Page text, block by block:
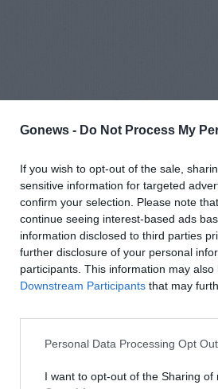
Gonews - Do Not Process My
If you wish to opt-out of the sale,
sensitive information for targeted
confirm your selection. Please note
continue seeing interest-based ads
information disclosed to third parties
further disclosure of your personal
participants. This information may
Downstream Participants that may
Personal Data Processing Opt
I want to opt-out of the Sharing of